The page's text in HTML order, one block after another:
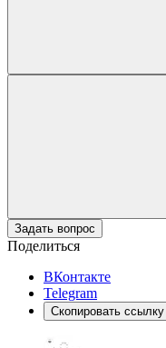
Задать вопрос
Поделиться
ВКонтакте
Telegram
Скопировать ссылку